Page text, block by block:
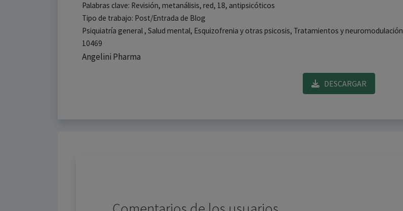
Palabras clave: Revisión, metanálisis, red, 18, antipsicóticos
Tipo de trabajo: Post/Entrada de Blog
Psiquiatría general , Salud mental, Esquizofrenia y otras psicosis, Tratamientos y
10469
Angelini Pharma
DESCARGAR